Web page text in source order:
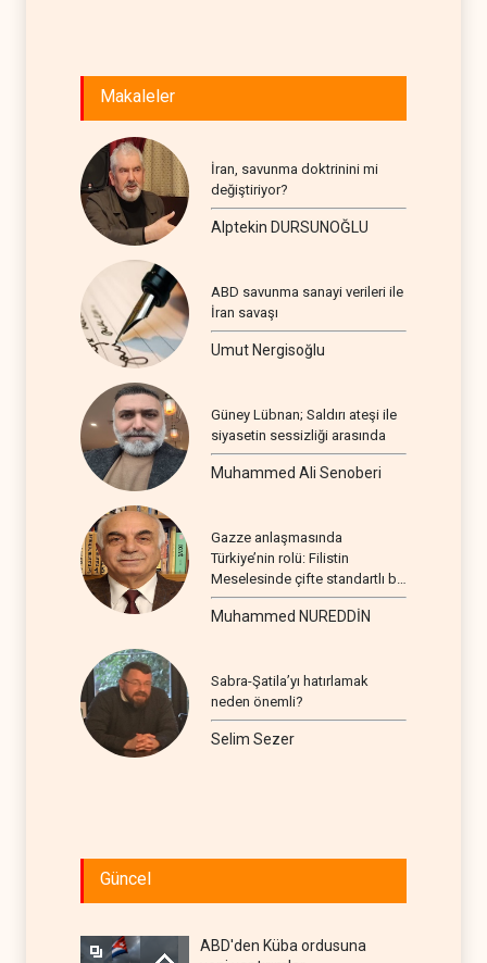
Makaleler
İran, savunma doktrinini mi
değiştiriyor?
Alptekin DURSUNOĞLU
ABD savunma sanayi verileri ile
İran savaşı
Umut Nergisoğlu
Güney Lübnan; Saldırı ateşi ile
siyasetin sessizliği arasında
Muhammed Ali Senoberi
Gazze anlaşmasında
Türkiye’nin rolü: Filistin
Meselesinde çifte standartlı bir
seyir
Muhammed NUREDDİN
Sabra-Şatila’yı hatırlamak
neden önemli?
Selim Sezer
Güncel
ABD'den Küba ordusuna